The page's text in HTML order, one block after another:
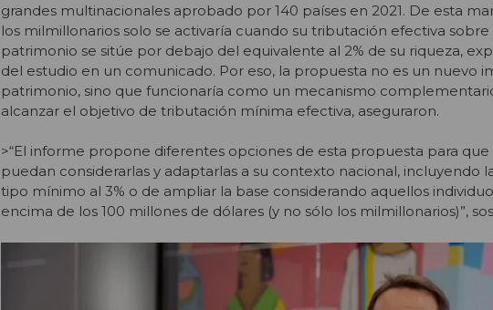
grandes multinacionales aprobado por 140 países en 2021. De esta
los milmillonarios solo se activaría cuando su tributación efectiva
patrimonio se sitúe por debajo del equivalente al 2% de su riqueza,
del estudio en un comunicado. Por eso, la propuesta no es un nuevo
patrimonio, sino que funcionaría como un mecanismo
alcanzar el objetivo de tributación mínima efectiva, aseguraron.
>“El informe propone diferentes opciones de esta propuesta para
puedan considerarlas y adaptarlas a su contexto nacional, incluyendo
tipo mínimo al 3% o de ampliar la base considerando aquellos
encima de los 100 millones de dólares (y no sólo los milmillonarios)”,